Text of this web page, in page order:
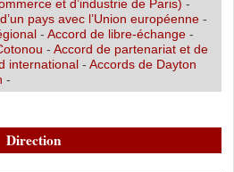
et d’industrie de Paris) -
pays avec l’Union européenne-
- Accord de libre-échange-
- Accord de partenariat et de
international- Accords de Dayton
-
Direction